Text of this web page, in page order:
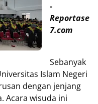
-
Reportase
7.com
Sebanyak
Islam Negeri
dengan jenjang
Acara wisuda ini